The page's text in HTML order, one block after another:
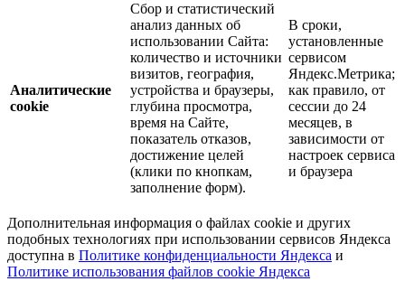
Аналитические
cookie
Сбор и статистический
анализ данных об
использовании Сайта:
количество и источники
визитов, география,
устройства и браузеры,
глубина просмотра,
время на Сайте,
показатель отказов,
достижение целей
(клики по кнопкам,
заполнение форм).
В сроки,
установленные
сервисом
Яндекс.Метрика;
как правило, от
сессии до 24
месяцев, в
зависимости от
настроек сервиса
и браузера
Дополнительная информация о файлах cookie и других
подобных технологиях при использовании сервисов Яндекса
доступна в Политике конфиденциальности Яндекса и
Политике использования файлов cookie Яндекса